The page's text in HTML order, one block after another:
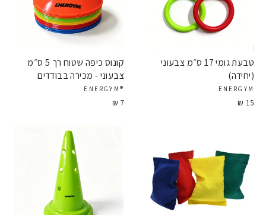
טבעת גומי 17 ס״מ צבעוני
(יחידה)
ENERGYM
15 ₪
קונוס כיפה שטוח רך 5 ס״מ
צבעוני - מכירה בבודדים
®ENERGYM
7 ₪